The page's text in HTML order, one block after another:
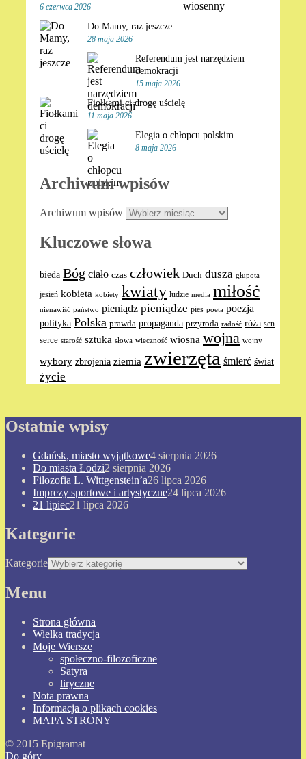
6 czerwca 2026
Do Mamy, raz jeszcze
28 maja 2026
Referendum jest narzędziem
demokracji
15 maja 2026
Fiołkami ci drogę uścielę
11 maja 2026
Elegia o chłopcu polskim
8 maja 2026
Archiwum wpisów
Archiwum wpisów
Kluczowe słowa
bieda Bóg ciało czas człowiek Duch dusza głupota
jesień kobieta kobiety kwiaty ludzie media miłośċ
nienawiść państwo pieniądz pieniądze pies poeta poezja
polityka Polska prawda propaganda przyroda radość róża sen
serce starość sztuka słowa wieczność wiosna wojna wojny
wybory zbrojenia ziemia zwierzęta śmierć świat
życie
Ostatnie wpisy
Gdańsk, miasto wyjątkowe4 sierpnia 2026
Do miasta Łodzi2 sierpnia 2026
Filozofia L. Wittgenstein’a26 lipca 2026
Imprezy sportowe i artystyczne24 lipca 2026
21 lipiec21 lipca 2026
Kategorie
Kategorie
Menu
Strona główna
Wielka tradycja
Moje Wiersze
społeczno-filozoficzne
Satyra
liryczne
Nota prawna
Informacja o plikach cookies
MAPA STRONY
© 2015 Epigramat
Do góry